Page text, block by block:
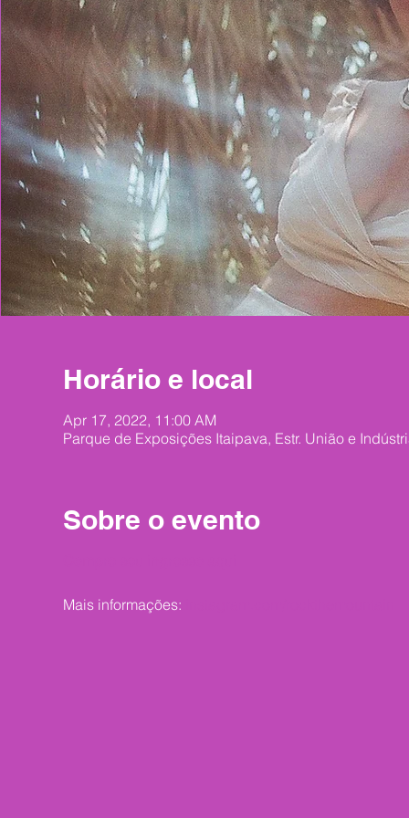
Horário e local
Apr 17, 2022, 11:00 AM
Parque de Exposições Itaipava, Estr. União e
Sobre o evento
Mais informações: